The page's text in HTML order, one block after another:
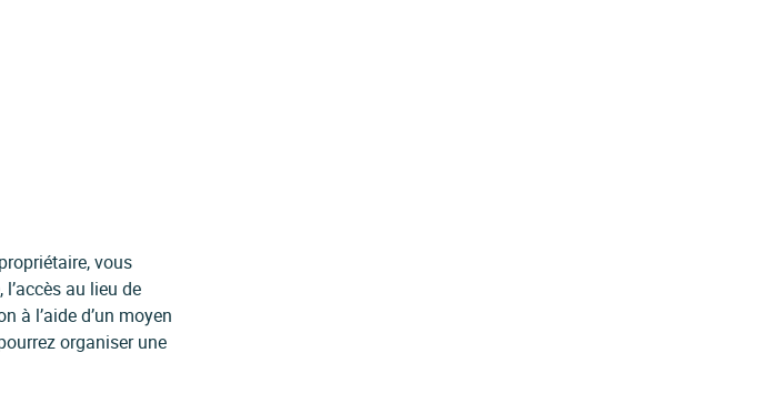
vous
au lieu de
à l’aide d’un moyen
organiser une